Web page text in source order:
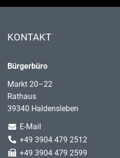
KONTAKT
Bürgerbüro
Markt 20–22
Rathaus
39340 Haldensleben
E-Mail
+49 3904 479 2512
+49 3904 479 2599